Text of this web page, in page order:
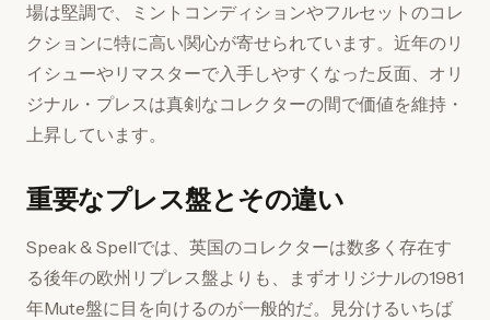
場は堅調で、ミントコンディションやフルセットのコレ
クションに特に高い関心が寄せられています。近年のリ
イシューやリマスターで入手しやすくなった反面、オリ
ジナル・プレスは真剣なコレクターの間で価値を維持・
上昇しています。
重要なプレス盤とその違い
Speak & Spellでは、英国のコレクターは数多く存在す
る後年の欧州リプレス盤よりも、まずオリジナルの1981
年Mute盤に目を向けるのが一般的だ。見分けるいちば